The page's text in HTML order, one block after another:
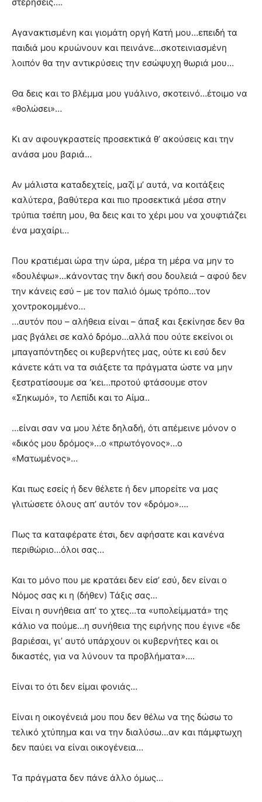
Αγανακτισμένη και γιομάτη οργή Κατή μου…επειδή τα
παιδιά μου κρυώνουν και πεινάνε…σκοτεινιασμένη
λοιπόν θα την αντικρύσεις την εσώψυχη θωριά μου…
Θα δεις και το βλέμμα μου γυάλινο, σκοτεινό…έτοιμο να
«θολώσει»…
Κι αν αφουγκραστείς προσεκτικά θ’ ακούσεις και την
ανάσα μου βαριά…
Αν μάλιστα καταδεχτείς, μαζί μ’ αυτά, να κοιτάξεις
καλύτερα, βαθύτερα και πιο προσεκτικά μέσα στην
τρύπια τσέπη μου, θα δεις και το χέρι μου να χουφτιάζει
ένα μαχαίρι…
Που κρατιέμαι ώρα την ώρα, μέρα τη μέρα να μην το
«δουλέψω»…κάνοντας την δική σου δουλειά – αφού δεν
την κάνεις εσύ – με τον παλιό όμως τρόπο…τον
χοντροκομμένο…
…αυτόν που – αλήθεια είναι – άπαξ και ξεκίνησε δεν θα
μας βγάλει σε καλό δρόμο…αλλά που ούτε εκείνοι οι
μπαγαπόντηδες οι κυβερνήτες μας, ούτε κι εσύ δεν
κάνετε κάτι να τα σιάξετε τα πράγματα ώστε να μην
ξεστρατίσουμε σα ‘κει…προτού φτάσουμε στον
«Σηκωμό», το Λεπίδι και το Αίμα..
…είναι σαν να μου λέτε δηλαδή, ότι απέμεινε μόνον ο
«δικός μου δρόμος»…ο «πρωτόγονος»…ο
«Ματωμένος»…
Και πως εσείς ή δεν θέλετε ή δεν μπορείτε να μας
γλιτώσετε όλους απ’ αυτόν τον «δρόμο»….
Πως τα καταφέρατε έτσι, δεν αφήσατε και κανένα
περιθώριο…όλοι σας…
Και το μόνο που με κρατάει δεν είσ’ εσύ, δεν είναι ο
Νόμος σας κι η (δήθεν) Τάξις σας…
Είναι η συνήθεια απ’ το χτες…τα «υπολείμματά» της
κάλιο να πούμε…η συνήθεια της ειρήνης που έγινε «δε
βαριέσαι, γι’ αυτό υπάρχουν οι κυβερνήτες και οι
δικαστές, για να λύνουν τα προβλήματα»….
Είναι το ότι δεν είμαι φονιάς…
Είναι η οικογένειά μου που δεν θέλω να της δώσω το
τελικό χτύπημα και να την διαλύσω…αν και πάμφτωχη
δεν παύει να είναι οικογένεια…
Τα πράγματα δεν πάνε άλλο όμως…